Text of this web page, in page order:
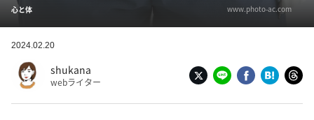
心と体 www.photo-ac.com
2024.02.20
shukana
webライター